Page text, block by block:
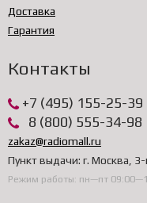
Доставка
Гарантия
Контакты
+7 (495) 155-25-39
8 (800) 555-34-98
zakaz@radiomall.ru
Пункт выдачи: г. Москва,
Режим работы: пн—пт